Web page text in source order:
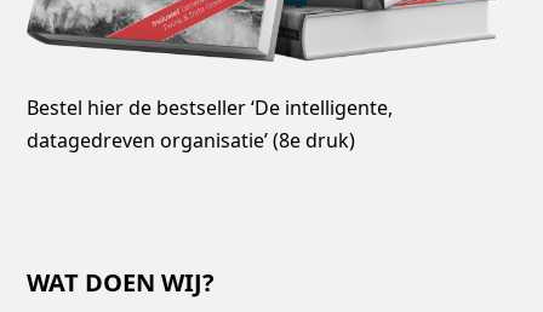
Bestel hier de bestseller ‘De intelligente,
datagedreven organisatie’ (8e druk)
WAT DOEN WIJ?